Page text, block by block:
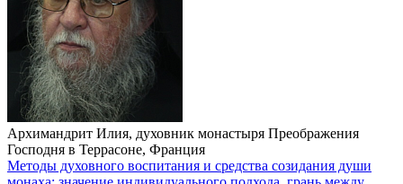
Архимандрит Илия, духовник монастыря Преображения
Господня в Террасоне, Франция
Методы духовного воспитания и средства созидания души